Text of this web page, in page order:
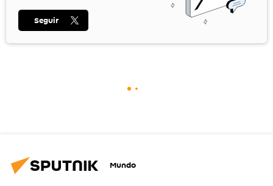
Seguir
Mundo